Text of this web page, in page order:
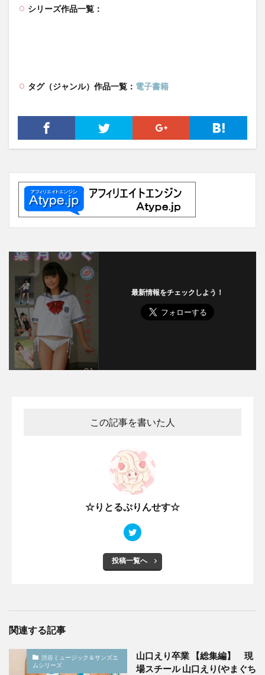
シリーズ作品一覧：
タグ（ジャンル）作品一覧： 電子書籍
最新情報をチェックしよう！
この記事を書いた人
☆りとるぷりんせす☆
投稿一覧へ
関連する記事
渋谷ミュージック＆サンズエ
ムシリーズ
山口えり卒業 【総集編】 現
場スチール 山口えり(やまぐち